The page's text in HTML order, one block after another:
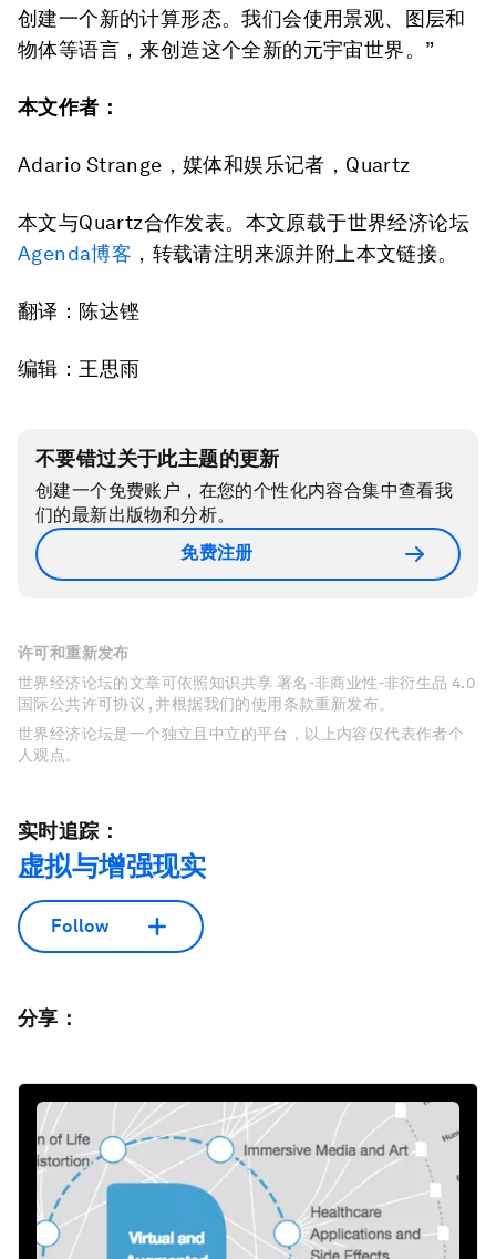
创建一个新的计算形态。我们会使用景观、图层和
物体等语言，来创造这个全新的元宇宙世界。”
本文作者：
Adario Strange，媒体和娱乐记者，Quartz
本文与Quartz合作发表。本文原载于世界经济论坛
Agenda博客 ，转载请注明来源并附上本文链接。
翻译：陈达铿
编辑：王思雨
不要错过关于此主题的更新
创建一个免费账户，在您的个性化内容合集中查看我
们的最新出版物和分析。
免费注册
许可和重新发布
世界经济论坛的文章可依照知识共享 署名-非商业性-非衍生品 4.0
国际公共许可协议 , 并根据我们的使用条款重新发布。
世界经济论坛是一个独立且中立的平台，以上内容仅代表作者个
人观点。
实时追踪：
虚拟与增强现实
Follow
分享：